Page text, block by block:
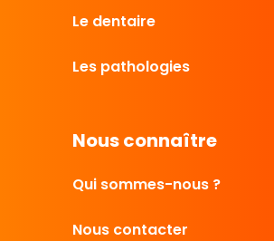
Le dentaire
Les pathologies
Nous connaître
Qui sommes-nous ?
Nous contacter